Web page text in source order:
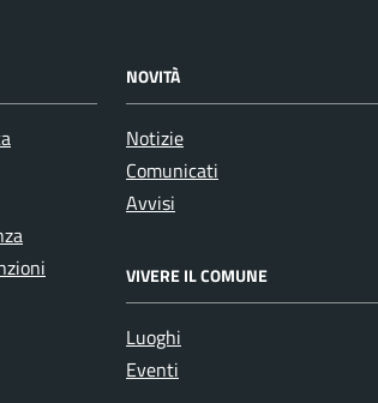
NOVITÀ
Notizie
Comunicati
Avvisi
VIVERE IL COMUNE
Luoghi
Eventi